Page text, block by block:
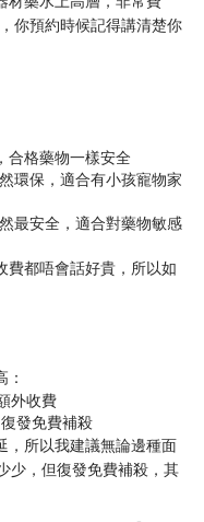
你預約時候記得講清楚你
合格藥物一樣安全
環保，適合有小孩寵物家
最安全，適合對藥物敏感
費都唔會話好貴，所以如
外收費
發免費補殺
，所以我建議無論邊種面
少，但復發免費補殺，其